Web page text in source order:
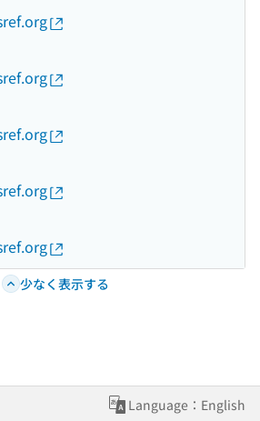
少なく表示する
Language：English